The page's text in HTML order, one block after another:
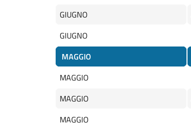
GIUGNO
GIUGNO
MAGGIO
MAGGIO
MAGGIO
MAGGIO